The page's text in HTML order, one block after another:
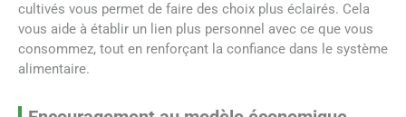
cultivés vous permet de faire des choix plus éclairés. Cela
vous aide à établir un lien plus personnel avec ce que vous
consommez, tout en renforçant la confiance dans le système
alimentaire.